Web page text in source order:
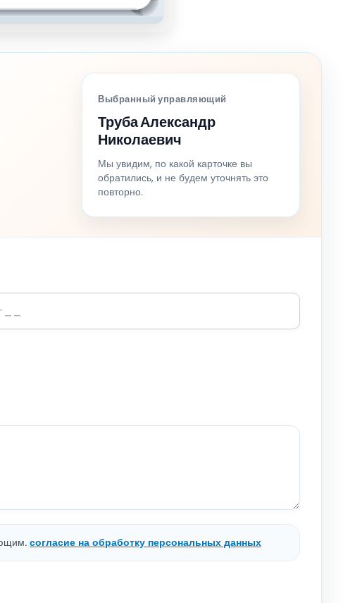
Выбранный управляющий
Труба Александр
Николаевич
Мы увидим, по какой карточке вы
обратились, и не будем уточнять это
повторно.
согласие на обработку персональных данных